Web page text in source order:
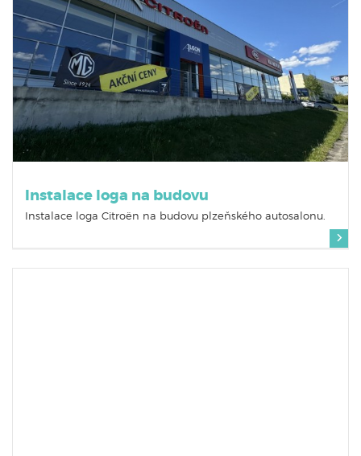
Instalace loga na budovu
Instalace loga Citroën na budovu plzeňského autosalonu.